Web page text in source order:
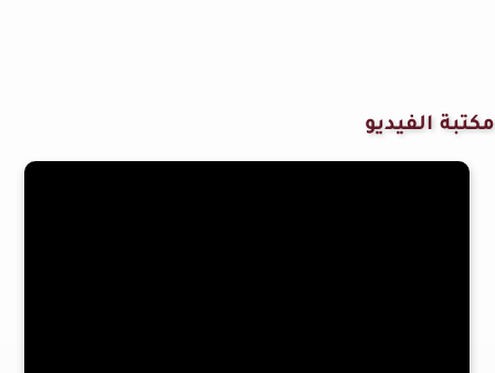
مكتبة الفيديو